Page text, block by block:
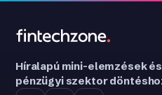
Híralapú mini-elemzések
pénzügyi szektor